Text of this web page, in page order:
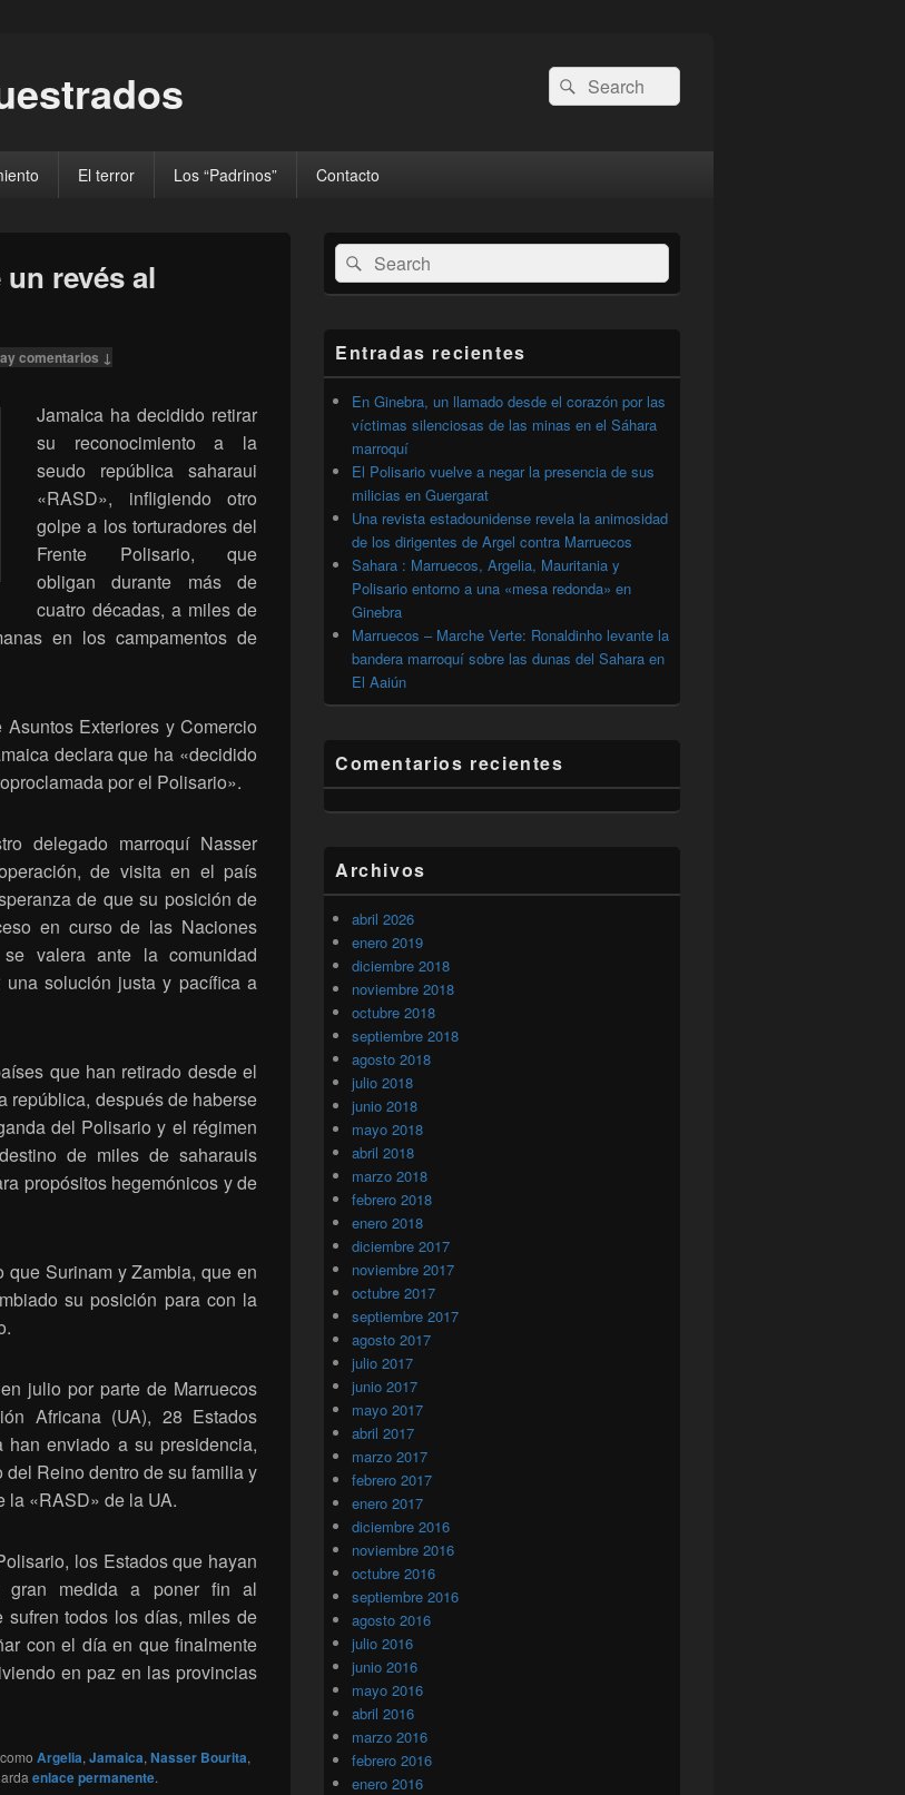
Buscar
por:
Buscar
El terror Los “Padrinos” Contacto
revés al
comentarios ↓
Jamaica ha decidido retirar
su reconocimiento a la
seudo república saharaui
«RASD», infligiendo otro
golpe a los torturadores del
Frente Polisario, que
obligan durante más de
cuatro décadas, a miles de
en los campamentos de
Exteriores y Comercio
declara que ha «decidido
por el Polisario».
delegado marroquí Nasser
de visita en el país
de que su posición de
en curso de las Naciones
valera ante la comunidad
solución justa y pacífica a
que han retirado desde el
república, después de haberse
del Polisario y el régimen
de miles de saharauis
propósitos hegemónicos y de
Surinam y Zambia, que en
su posición para con la
julio por parte de Marruecos
Africana (UA), 28 Estados
han enviado a su presidencia,
Reino dentro de su familia y
la «RASD» de la UA.
los Estados que hayan
gran medida a poner fin al
sufren todos los días, miles de
con el día en que finalmente
en paz en las provincias
Argelia, Jamaica, Nasser Bourita,
enlace permanente.
El
área
de
widget
lateral
primaria
Buscar
por:
Buscar
Entradas recientes
En Ginebra, un llamado desde el corazón por las
víctimas silenciosas de las minas en el Sáhara
marroquí
El Polisario vuelve a negar la presencia de sus
milicias en Guergarat
Una revista estadounidense revela la animosidad
de los dirigentes de Argel contra Marruecos
Sahara : Marruecos, Argelia, Mauritania y
Polisario entorno a una «mesa redonda» en
Ginebra
Marruecos – Marche Verte: Ronaldinho levante la
bandera marroquí sobre las dunas del Sahara en
El Aaiún
Comentarios recientes
Archivos
abril 2026
enero 2019
diciembre 2018
noviembre 2018
octubre 2018
septiembre 2018
agosto 2018
julio 2018
junio 2018
mayo 2018
abril 2018
marzo 2018
febrero 2018
enero 2018
diciembre 2017
noviembre 2017
octubre 2017
septiembre 2017
agosto 2017
julio 2017
junio 2017
mayo 2017
abril 2017
marzo 2017
febrero 2017
enero 2017
diciembre 2016
noviembre 2016
octubre 2016
septiembre 2016
agosto 2016
julio 2016
junio 2016
mayo 2016
abril 2016
marzo 2016
febrero 2016
enero 2016